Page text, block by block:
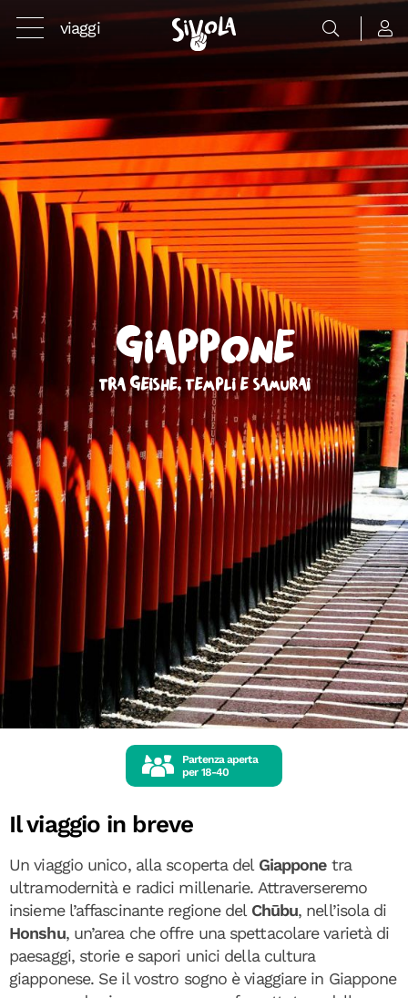
viaggi
Giappone
Tra geishe, templi e samurai
Partenza aperta
per 18-40
Il viaggio in breve
Un viaggio unico, alla scoperta del Giappone tra
ultramodernità e radici millenarie. Attraverseremo
insieme l’affascinante regione del Chūbu, nell’isola di
Honshu, un’area che offre una spettacolare varietà di
paesaggi, storie e sapori unici della cultura
giapponese. Se il vostro sogno è viaggiare in Giappone